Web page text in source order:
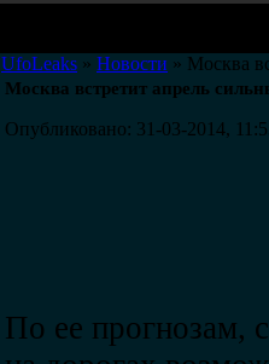
UfoLeaks » Новости » Москва
Москва встретит апрель
Опубликовано: 31-03-2014,
По ее прогнозам,